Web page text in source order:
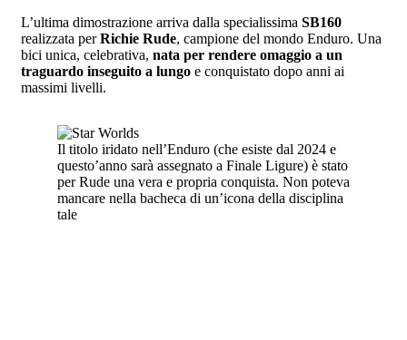
L’ultima dimostrazione arriva dalla specialissima SB160
realizzata perRichie Rude, campione del mondo Enduro. Una
bici unica, celebrativa, nata per rendere omaggio a un
traguardo inseguito a lungo e conquistato dopo anni ai
massimi livelli.
Il titolo iridato nell’Enduro (che esiste dal 2024 e
questo’anno sarà assegnato a Finale Ligure) è stato
per Rude una vera e propria conquista. Non poteva
mancare nella bacheca di un’icona della disciplina
tale